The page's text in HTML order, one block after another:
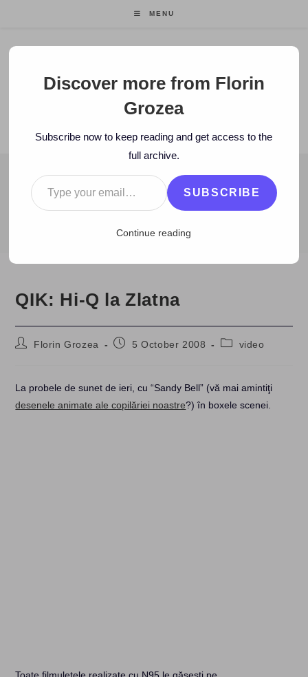
MENU
Florin Grozea
ENTREPRENEUR. FOUNDER/CEO MOCAPP.
BLOG
2008 > October > 5 > video QIK: Hi-Q la Zlatna
QIK: Hi-Q la Zlatna
PostFlorin Grozea
Post5 October 2008
Postvideo
La probele de sunet de ieri, cu “Sandy Bell” (vă mai amintiţi
desenele animate ale copilăriei noastre?) în boxele scenei.
Discover more from Florin
Grozea
Subscribe now to keep reading and get access to the
full archive.
Type your email…
SUBSCRIBE
Continue reading